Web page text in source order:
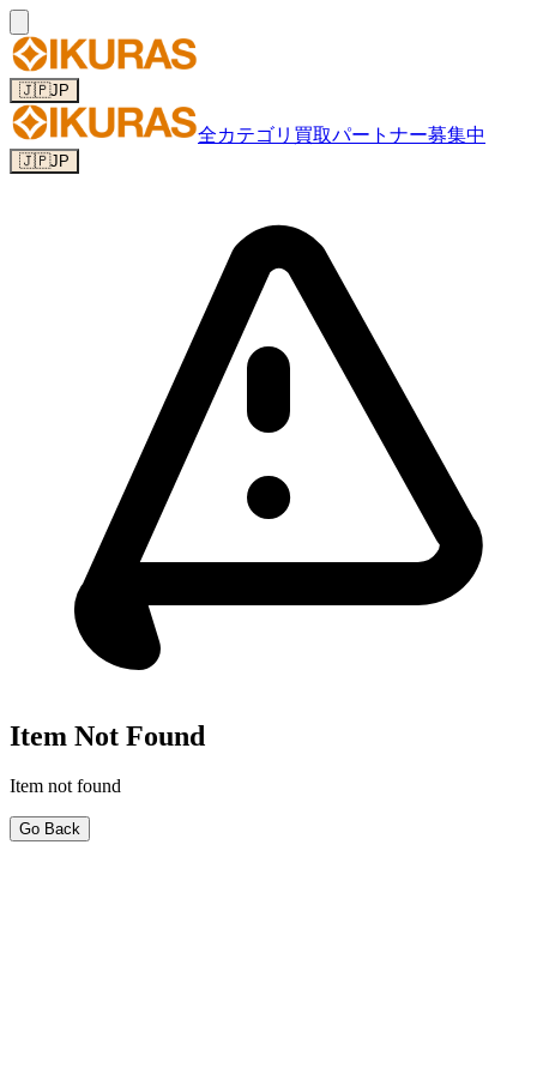
🇯🇵JP
全カテゴリ 買取パートナー募集中
🇯🇵JP
Item Not Found
Item not found
Go Back